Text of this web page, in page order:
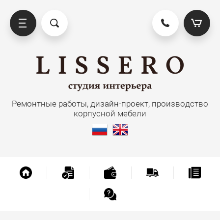
Ремонтные работы, дизайн-проект, производство
корпусной мебели